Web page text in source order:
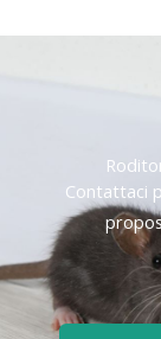
Contattaci